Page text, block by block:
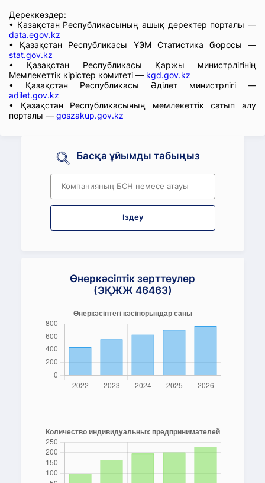
Дереккөздер:
• Қазақстан Республикасының ашық деректер порталы —
data.egov.kz
• Қазақстан Республикасы ҰЭМ Статистика бюросы —
stat.gov.kz
• Қазақстан Республикасы Қаржы министрлігінің
Мемлекеттік кірістер комитеті — kgd.gov.kz
• Қазақстан Республикасы Әділет министрлігі —
adilet.gov.kz
• Қазақстан Республикасының мемлекеттік сатып алу
порталы — goszakup.gov.kz
Басқа ұйымды табыңыз
Іздеу
Өнеркәсіптік зерттеулер
(ЭҚЖЖ 46463)